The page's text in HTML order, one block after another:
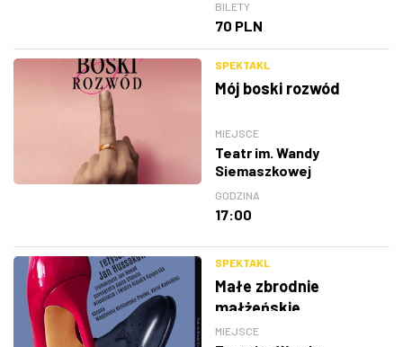
BILETY
70 PLN
SPEKTAKL
Mój boski rozwód
MIEJSCE
Teatr im. Wandy
Siemaszkowej
GODZINA
17:00
SPEKTAKL
Małe zbrodnie
małżeńskie
MIEJSCE